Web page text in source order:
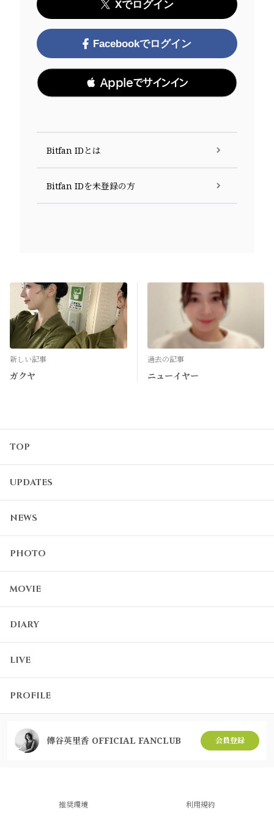
Xでログイン
Facebookでログイン
 Appleでサインイン
Bitfan IDとは
Bitfan IDを未登録の方
新しい記事
ガクヤ
過去の記事
ニューイヤー
TOP
UPDATES
NEWS
PHOTO
MOVIE
DIARY
LIVE
PROFILE
傳谷英里香 OFFICIAL FANCLUB 会員登録
推奨環境 利用規約